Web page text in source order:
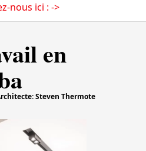
nous ici : ->
en
Steven Thermote